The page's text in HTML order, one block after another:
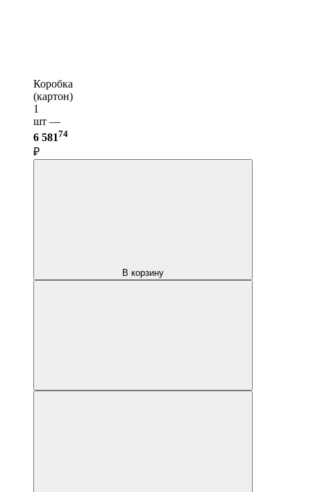
Коробка
(картон)
1
шт —
6 58174
₽
В корзину